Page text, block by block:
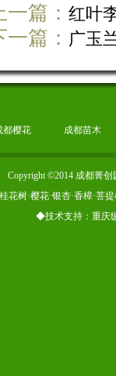
一篇： 红叶
一篇： 广玉
都樱花 成都苗木
Copyright ©2014 成都菁
树·樱花·银杏·香樟·菩
◆技术支持：重庆